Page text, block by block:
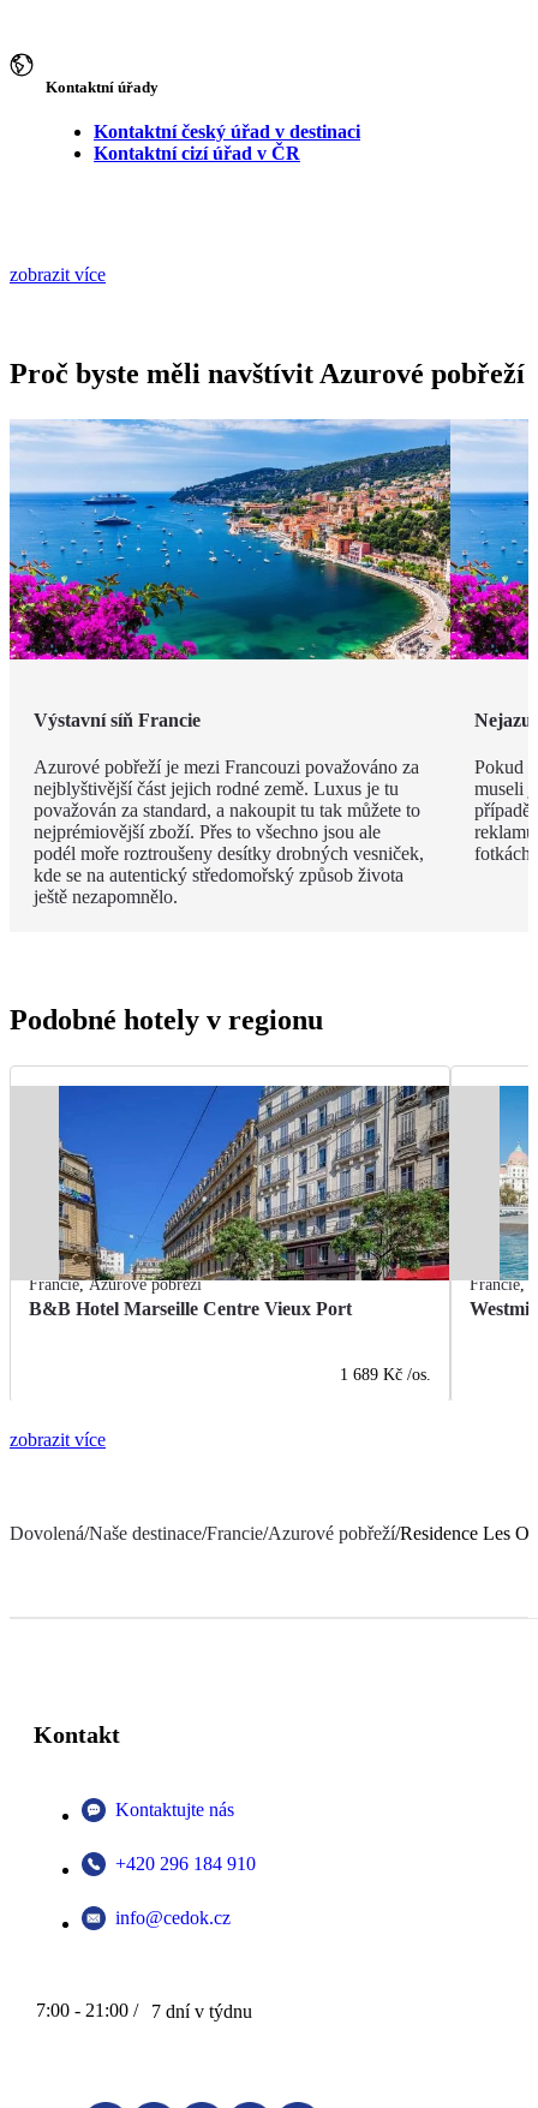
Kontaktní úřady
Kontaktní český úřad v destinaci
Kontaktní cizí úřad v ČR
zobrazit více
Proč byste měli navštívit Azurové pobřeží
Výstavní síň Francie
Azurové pobřeží je mezi Francouzi považováno za
nejblyštivější část jejich rodné země. Luxus je tu
považován za standard, a nakoupit tu tak můžete to
nejprémiovější zboží. Přes to všechno jsou ale
podél moře roztroušeny desítky drobných vesniček,
kde se na autentický středomořský způsob života
ještě nezapomnělo.
Pokud
museli
případě
fotkách!
Podobné hotely v regionu
Francie,Azurové pobřeží
B&B Hotel Marseille Centre Vieux Port
1 689 Kč /os.
Francie,
zobrazit více
Dovolená/Naše destinace/Francie/Azurové pobřeží/Residence Les
Kontakt
Kontaktujte nás
+420 296 184 910
info@cedok.cz
7:00 - 21:00 / 7 dní v týdnu